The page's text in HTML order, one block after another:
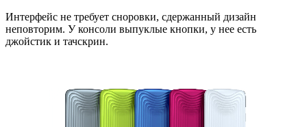
Интерфейс не требует сноровки, сдержанный дизайн
неповторим. У консоли выпуклые кнопки, у нее есть
джойстик и тачскрин.